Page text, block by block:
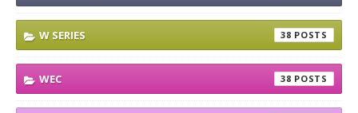
W SERIES 38
WEC 38